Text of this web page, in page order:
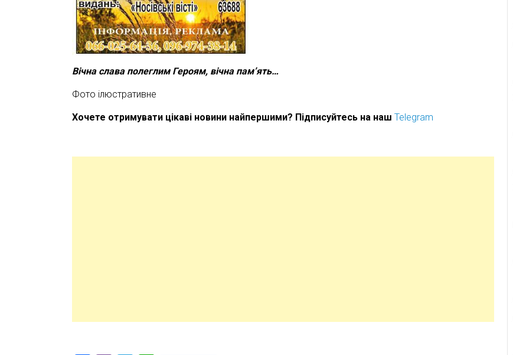
Вічна слава полеглим Героям, вічна пам’ять…
Фото ілюстративне
Хочете отримувати цікаві новини найпершими? Підписуйтесь на наш Telegram